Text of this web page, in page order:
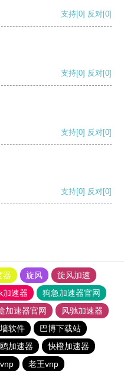
支持[0] 反对[0]
支持[0] 反对[0]
支持[0] 反对[0]
支持[0] 反对[0]
器 旋风
旋风加速
加速器
狗急加速器官网
加速器官网
风驰加速器
软件
巴博下载站
加速器
快橙加速器
老王vnp